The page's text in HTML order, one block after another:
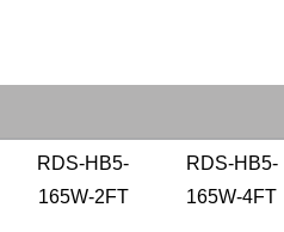
RDS-HB5-
165W-2FT
RDS-HB5-
165W-4FT